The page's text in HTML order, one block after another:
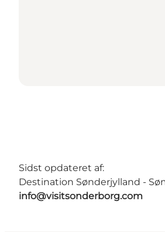
Sidst opdateret af:
Destination Sønderjylland -
info@visitsonderborg.com